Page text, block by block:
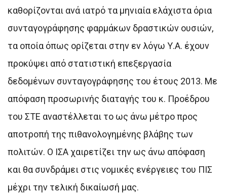
καθορίζονται ανά ιατρό τα μηνιαία ελάχιστα όρια
συνταγογράφησης φαρμάκων δραστικών ουσιών,
τα οποία όπως ορίζεται στην εν λόγω Υ.Α. έχουν
προκύψει από στατιστική επεξεργασία
δεδομένων συνταγογράφησης του έτους 2013. Με
απόφαση προσωρινής διαταγής του κ. Προέδρου
του ΣΤΕ αναστέλλεται το ως άνω μέτρο προς
αποτροπή της πιθανολογημένης βλάβης των
πολιτών. Ο ΙΣΑ χαιρετίζει την ως άνω απόφαση
και θα συνδράμει στις νομικές ενέργειες του ΠΙΣ
μέχρι την τελική δικαίωσή μας.